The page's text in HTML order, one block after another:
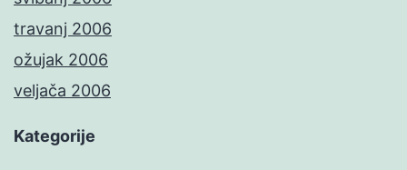
travanj 2006
ožujak 2006
veljača 2006
Kategorije